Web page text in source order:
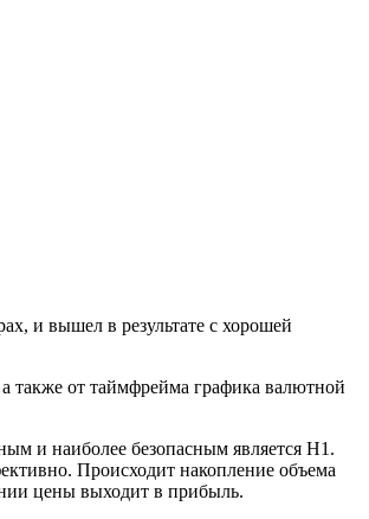
и вышел в результате с хорошей
также от таймфрейма графика валютной
и наиболее безопасным является Н1.
Происходит накопление объема
цены выходит в прибыль.